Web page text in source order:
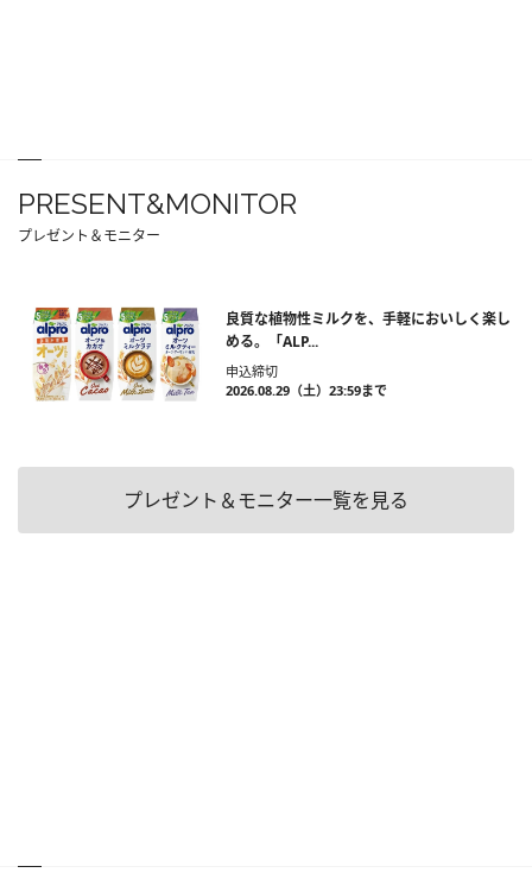
PRESENT&MONITOR
プレゼント＆モニター
良質な植物性ミルクを、手軽においしく楽し
める。「ALP...
申込締切
2026.08.29（土）23:59まで
プレゼント＆モニター一覧を見る